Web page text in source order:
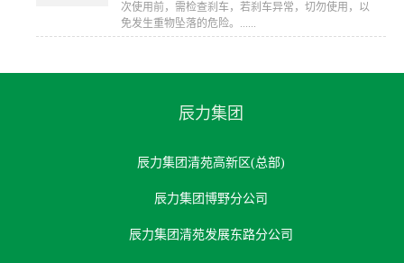
次使用前，需检查刹车，若刹车异常，切勿使用，以
免发生重物坠落的危险。......
辰力集团
辰力集团清苑高新区(总部)
辰力集团博野分公司
辰力集团清苑发展东路分公司